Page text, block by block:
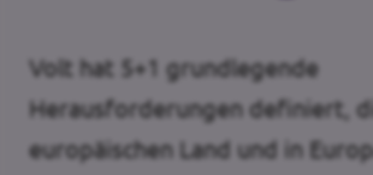
Volt hat 5+1 grundlegende
Herausforderungen definiert,
europäischen Land und in